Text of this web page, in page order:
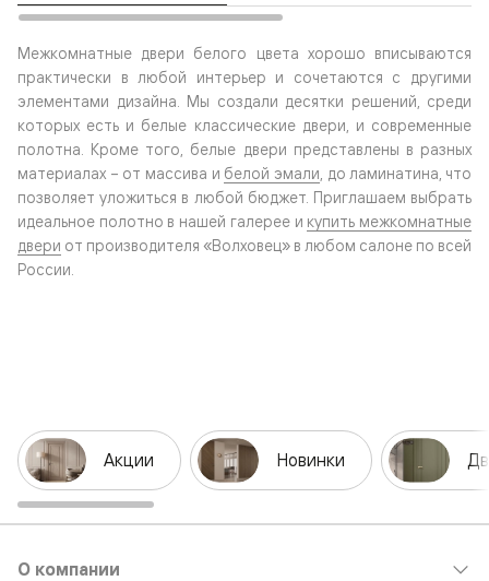
Межкомнатные двери белого цвета хорошо вписываются
практически в любой интерьер и сочетаются с другими
элементами дизайна. Мы создали десятки решений, среди
которых есть и белые классические двери, и современные
полотна. Кроме того, белые двери представлены в разных
материалах – от массива и белой эмали , до ламинатина, что
позволяет уложиться в любой бюджет. Приглашаем выбрать
идеальное полотно в нашей галерее и купить межкомнатные
двери от производителя «Волховец» в любом салоне по всей
России.
Акции Новинки
О компании